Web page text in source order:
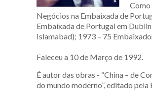
Como
Negócios na Embaixada de
Embaixada de Portugal em
Islamabad); 1973 – 75
Faleceu a 10 de Março de 1992.
É autor das obras - “China – de
do mundo moderno”, editado